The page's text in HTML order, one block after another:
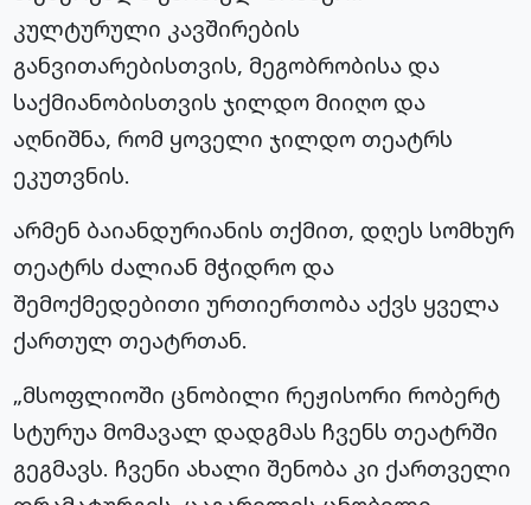
კულტურული კავშირების
განვითარებისთვის, მეგობრობისა და
საქმიანობისთვის ჯილდო მიიღო და
აღნიშნა, რომ ყოველი ჯილდო თეატრს
ეკუთვნის.
არმენ ბაიანდურიანის თქმით, დღეს სომხურ
თეატრს ძალიან მჭიდრო და
შემოქმედებითი ურთიერთობა აქვს ყველა
ქართულ თეატრთან.
„მსოფლიოში ცნობილი რეჟისორი რობერტ
სტურუა მომავალ დადგმას ჩვენს თეატრში
გეგმავს. ჩვენი ახალი შენობა კი ქართველი